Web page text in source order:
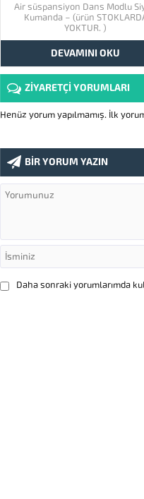
Air süspansiyon Dans Modlu
Kumanda – (ürün
YOKTUR. )
DEVAMINI OKU
ZİYARETÇİ YORUMLARI
Henüz yorum yapılmamış. İlk
BİR YORUM YAZIN
Daha sonraki yorumlarımda